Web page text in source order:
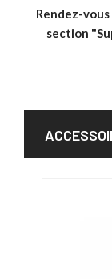
Rendez-
section